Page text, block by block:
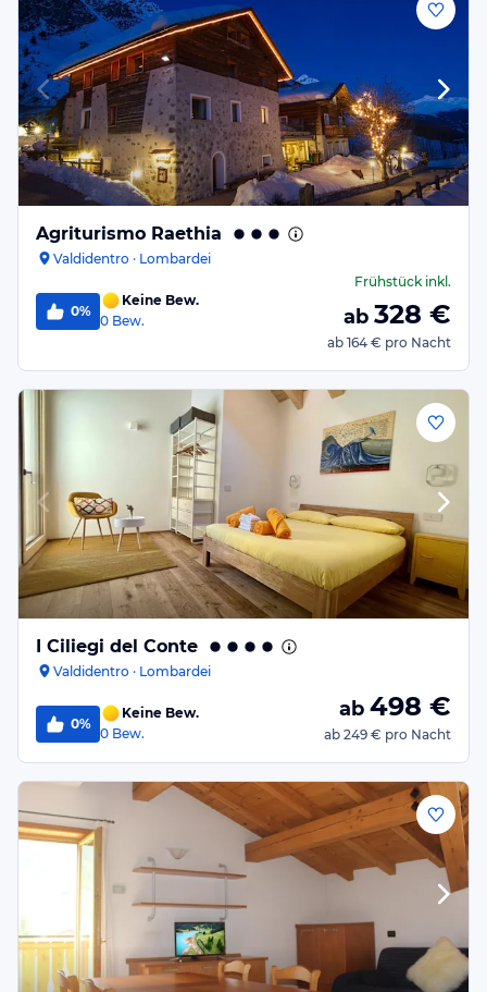
Agriturismo Raethia
Valdidentro · Lombardei
0%
Keine Bew.
0 Bew.
Frühstückinkl.
ab 328 €
ab 164 € pro Nacht
I Ciliegi del Conte
Valdidentro · Lombardei
0%
Keine Bew.
0 Bew.
ab 498 €
ab 249 € pro Nacht